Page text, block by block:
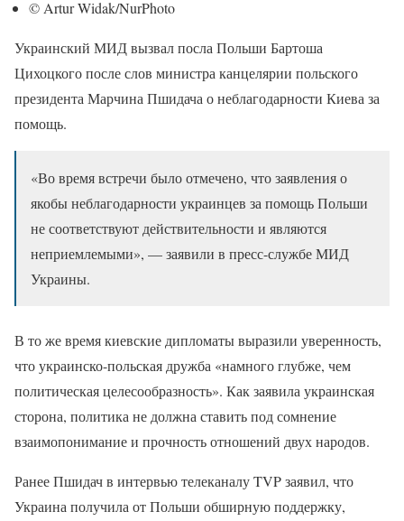
© Artur Widak/NurPhoto
Украинский МИД вызвал посла Польши Бартоша
Цихоцкого после слов министра канцелярии польского
президента Марчина Пшидача о неблагодарности Киева за
помощь.
«Во время встречи было отмечено, что заявления о
якобы неблагодарности украинцев за помощь Польши
не соответствуют действительности и являются
неприемлемыми», — заявили в пресс-службе МИД
Украины.
В то же время киевские дипломаты выразили уверенность,
что украинско-польская дружба «намного глубже, чем
политическая целесообразность». Как заявила украинская
сторона, политика не должна ставить под сомнение
взаимопонимание и прочность отношений двух народов.
Ранее Пшидач в интервью телеканалу TVP заявил, что
Украина получила от Польши обширную поддержку,